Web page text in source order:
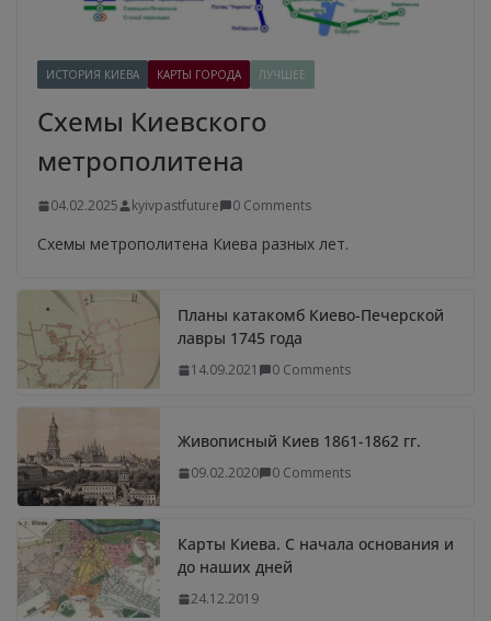
ИСТОРИЯ КИЕВА КАРТЫ ГОРОДА ЛУЧШЕЕ
Схемы Киевского
метрополитена
04.02.2025 kyivpastfuture 0 Comments
Схемы метрополитена Киева разных лет.
Планы катакомб Киево-Печерской
лавры 1745 года
14.09.2021 0 Comments
Живописный Киев 1861-1862 гг.
09.02.2020 0 Comments
Карты Киева. С начала основания и
до наших дней
24.12.2019